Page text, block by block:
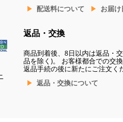
配送料について
お届け
返品・交換
商品到着後、8日以内は返品・
品を除く)。 お客様都合での交
返品手続の後に新たにご注文く
返品・交換について